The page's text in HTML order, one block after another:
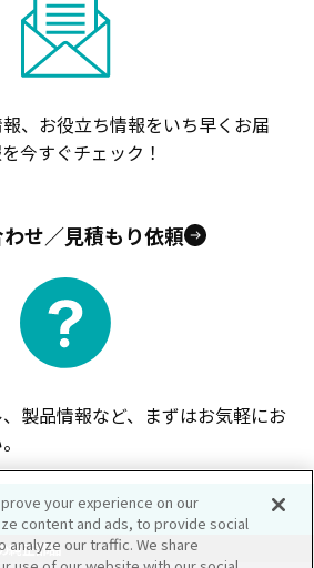
、お役立ち情報をいち早くお届
今すぐチェック！
せ／見積もり依頼
製品情報など、まずはお気軽にお
純正部品
your experience on our
content and ads, to provide social
analyze our traffic. We share